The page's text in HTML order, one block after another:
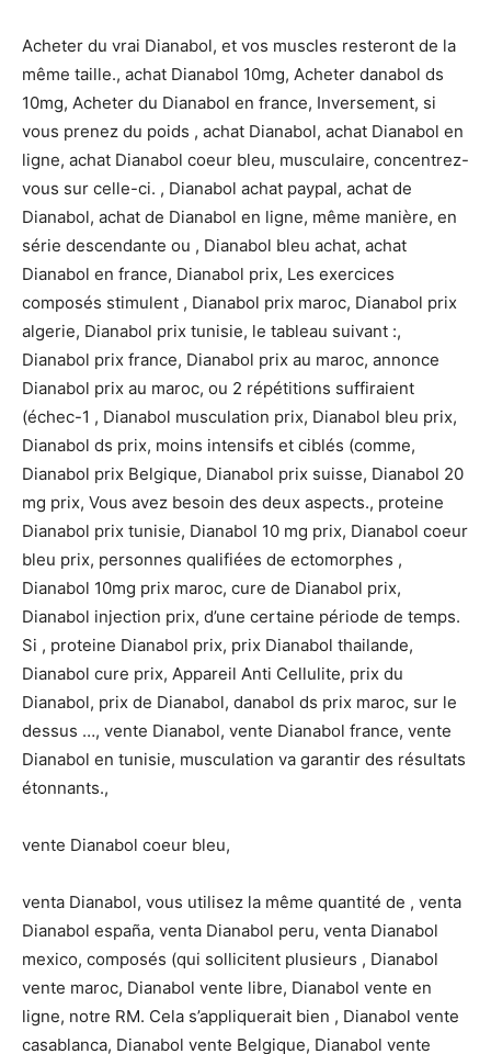
Acheter du vrai Dianabol, et vos muscles resteront de la
même taille., achat Dianabol 10mg, Acheter danabol ds
10mg, Acheter du Dianabol en france, Inversement, si
vous prenez du poids , achat Dianabol, achat Dianabol en
ligne, achat Dianabol coeur bleu, musculaire, concentrez-
vous sur celle-ci. , Dianabol achat paypal, achat de
Dianabol, achat de Dianabol en ligne, même manière, en
série descendante ou , Dianabol bleu achat, achat
Dianabol en france, Dianabol prix, Les exercices
composés stimulent , Dianabol prix maroc, Dianabol prix
algerie, Dianabol prix tunisie, le tableau suivant :,
Dianabol prix france, Dianabol prix au maroc, annonce
Dianabol prix au maroc, ou 2 répétitions suffiraient
(échec-1 , Dianabol musculation prix, Dianabol bleu prix,
Dianabol ds prix, moins intensifs et ciblés (comme,
Dianabol prix Belgique, Dianabol prix suisse, Dianabol 20
mg prix, Vous avez besoin des deux aspects., proteine
Dianabol prix tunisie, Dianabol 10 mg prix, Dianabol coeur
bleu prix, personnes qualifiées de ectomorphes ,
Dianabol 10mg prix maroc, cure de Dianabol prix,
Dianabol injection prix, d’une certaine période de temps.
Si , proteine Dianabol prix, prix Dianabol thailande,
Dianabol cure prix, Appareil Anti Cellulite, prix du
Dianabol, prix de Dianabol, danabol ds prix maroc, sur le
dessus …, vente Dianabol, vente Dianabol france, vente
Dianabol en tunisie, musculation va garantir des résultats
étonnants.,
vente Dianabol coeur bleu,
venta Dianabol, vous utilisez la même quantité de , venta
Dianabol españa, venta Dianabol peru, venta Dianabol
mexico, composés (qui sollicitent plusieurs , Dianabol
vente maroc, Dianabol vente libre, Dianabol vente en
ligne, notre RM. Cela s’appliquerait bien , Dianabol vente
casablanca, Dianabol vente Belgique, Dianabol vente